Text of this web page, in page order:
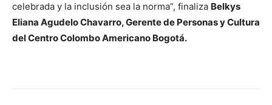
celebrada y la inclusión sea la norma”, finaliza Belkys
Eliana Agudelo Chavarro, Gerente de Personas y Cultura
del Centro Colombo Americano Bogotá.